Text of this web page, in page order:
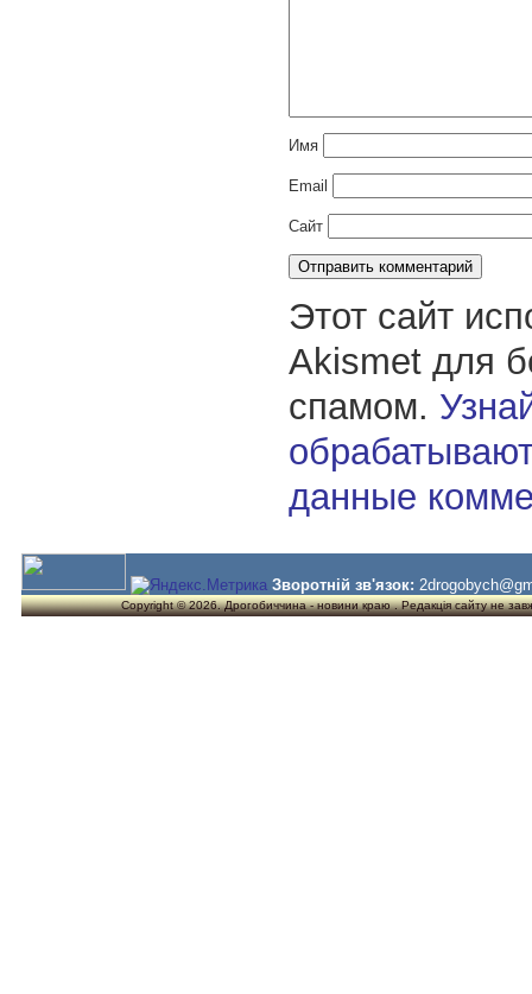
Имя
Email
Сайт
Этот сайт
Akismet для
спамом.
данные
Зворотній зв'язок:
Copyright © 2026. Дрогобиччина - новини краю . Редакція сайту не